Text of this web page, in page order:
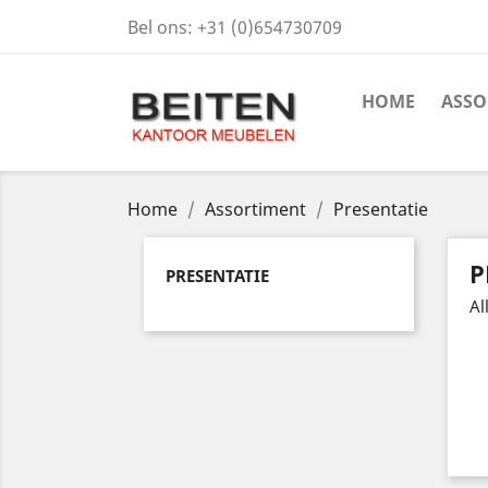
Bel ons: +31 (0)654730709
HOME
Home Assortiment Presentatie
PRESENTATIE